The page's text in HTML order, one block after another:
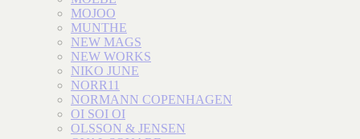
MOJOO
MUNTHE
NEW MAGS
NEW WORKS
NIKO JUNE
NORR11
NORMANN COPENHAGEN
OI SOI OI
OLSSON & JENSEN